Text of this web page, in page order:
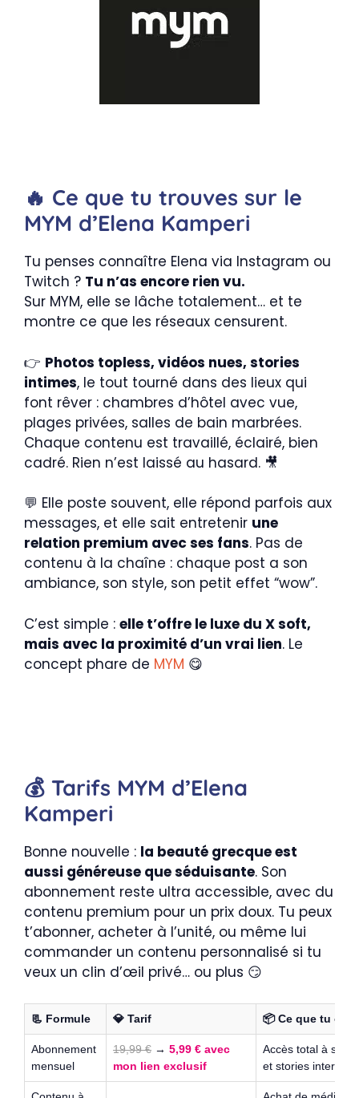
🔥 Ce que tu trouves sur le
MYM d’Elena Kamperi
Tu penses connaître Elena via Instagram ou
Twitch ? Tu n’as encore rien vu.
Sur MYM, elle se lâche totalement… et te
montre ce que les réseaux censurent.
👉 Photos topless, vidéos nues, stories
intimes, le tout tourné dans des lieux qui
font rêver : chambres d’hôtel avec vue,
plages privées, salles de bain marbrées.
Chaque contenu est travaillé, éclairé, bien
cadré. Rien n’est laissé au hasard. 🎥
💬 Elle poste souvent, elle répond parfois aux
messages, et elle sait entretenir une
relation premium avec ses fans. Pas de
contenu à la chaîne : chaque post a son
ambiance, son style, son petit effet “wow”.
C’est simple : elle t’offre le luxe du X soft,
mais avec la proximité d’un vrai lien. Le
concept phare de MYM 😋
💰 Tarifs MYM d’Elena
Kamperi
Bonne nouvelle : la beauté grecque est
aussi généreuse que séduisante. Son
abonnement reste ultra accessible, avec du
contenu premium pour un prix doux. Tu peux
t’abonner, acheter à l’unité, ou même lui
commander un contenu personnalisé si tu
veux un clin d’œil privé… ou plus 😏
📃 Formule 💎 Tarif 📦 Ce que tu
Abonnement
mensuel
19,99 € → 5,99 € avec
mon lien exclusif
Accès total à ses
et stories interdites